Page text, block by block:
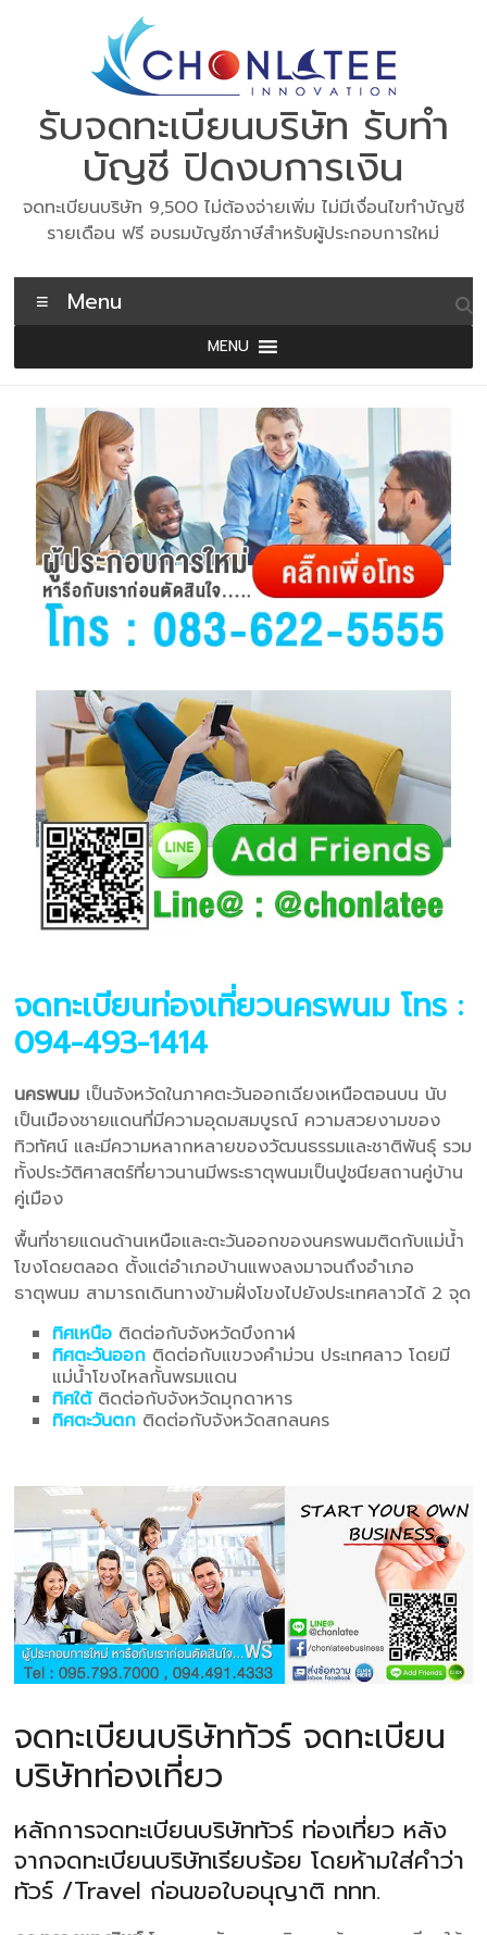
รับจดทะเบียนบริษัท รับทำ
บัญชี ปิดงบการเงิน
จดทะเบียนบริษัท 9,500 ไม่ต้องจ่ายเพิ่ม ไม่มีเงื่อนไขทำบัญชี
รายเดือน ฟรี อบรมบัญชีภาษีสำหรับผู้ประกอบการใหม่
Menu
MENU
จดทะเบียนท่องเที่ยวนครพนมโทร :
094-493-1414
นครพนม เป็นจังหวัดในภาคตะวันออกเฉียงเหนือตอนบน นับ
เป็นเมืองชายแดนที่มีความอุดมสมบูรณ์ ความสวยงามของ
ทิวทัศน์ และมีความหลากหลายของวัฒนธรรมและชาติพันธุ์ รวม
ทั้งประวัติศาสตร์ที่ยาวนานมีพระธาตุพนมเป็นปูชนียสถานคู่บ้าน
คู่เมือง
พื้นที่ชายแดนด้านเหนือและตะวันออกของนครพนมติดกับแม่น้ำ
โขงโดยตลอด ตั้งแต่อำเภอบ้านแพงลงมาจนถึงอำเภอ
ธาตุพนม สามารถเดินทางข้ามฝั่งโขงไปยังประเทศลาวได้ 2 จุด
ทิศเหนือ ติดต่อกับจังหวัดบึงกาฬ
ทิศตะวันออก ติดต่อกับแขวงคำม่วน ประเทศลาว โดยมี
แม่น้ำโขงไหลกั้นพรมแดน
ทิศใต้ ติดต่อกับจังหวัดมุกดาหาร
ทิศตะวันตก ติดต่อกับจังหวัดสกลนคร
จดทะเบียนบริษัททัวร์ จดทะเบียน
บริษัทท่องเที่ยว
หลักการจดทะเบียนบริษัททัวร์ ท่องเที่ยว หลัง
จากจดทะเบียนบริษัทเรียบร้อย โดยห้ามใส่คำว่า
ทัวร์ /Travel ก่อนขอใบอนุญาติ ททท.